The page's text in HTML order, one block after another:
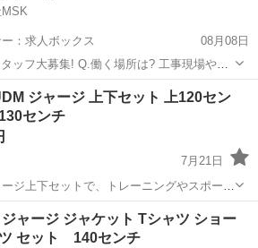
：求人ボックス
08月08日
ッフ大募集! Q.働く場所は? 工事現場や駐
国際的なスポーツ大会の警備も 行っていま
って何するの? 先輩の指示に従って、 看板
ジャージ 上下セット 上120セン
センチ
7月21日
ジ上下セットで、トレーニングやスポーツ
ンド: GIRAUDM - カラ
ジャケット、パンツ - デザイン: ロゴプ...
ャージ ジャケット Tシャツ ショー
ツ セット 140センチ